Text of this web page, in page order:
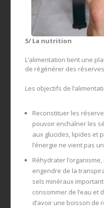
5/ La nutrition
L’alimentation tient une
de régénérer des
Les objectifs de
Reconstituer les
pouvoir enchaîner les
aux glucides, lipides et
l’énergie ne vient pas
Réhydrater
engendre de la
sels minéraux
consommer de l’eau et
d’avoir une boisson de